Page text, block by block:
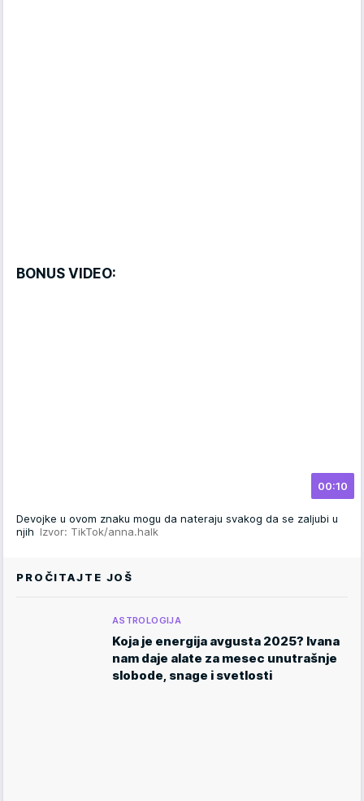
BONUS VIDEO:
00:10
Devojke u ovom znaku mogu da nateraju svakog da se zaljubi u
njih Izvor: TikTok/anna.halk
PROČITAJTE JOŠ
ASTROLOGIJA
Koja je energija avgusta 2025? Ivana
nam daje alate za mesec unutrašnje
slobode, snage i svetlosti